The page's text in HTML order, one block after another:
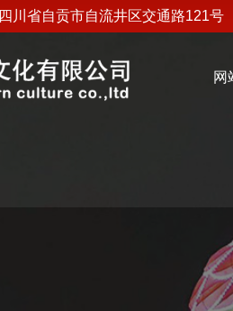
四川省自贡市自流井区交通路121号
网